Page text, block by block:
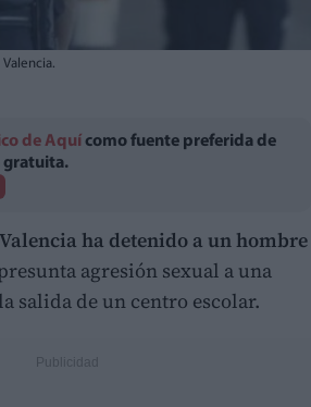
de Aquí como fuente preferida de
gratuita.
ha detenido a un hombre
agresión sexual a una
salida de un centro escolar.